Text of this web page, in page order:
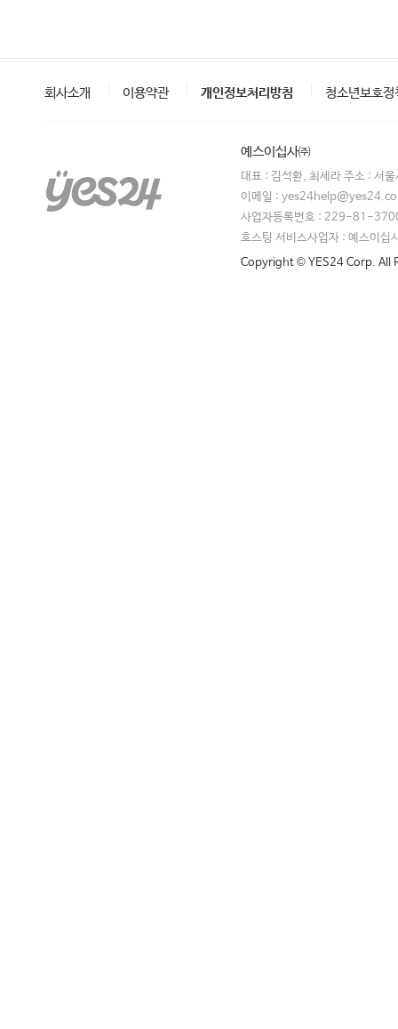
회사소개 이용약관 개인정보처리방침 청소년보호정
예스이십사㈜
대표 : 김석환, 최세라 주소 : 서
이메일 :
사업자등록번호 : 229-81-
호스팅 서비스사업자 : 예스이십
Copyright © YES24 Corp. All